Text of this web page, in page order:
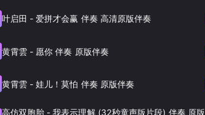
叶启田 -爱拼才会赢 伴奏 高清原版伴奏
黄霄雲- 愿你 伴奏 原版伴奏
黄霄雲-娃儿！莫怕 伴奏 原版伴奏
高仿双胞胎 -我表示理解 (32秒童声版片段) 伴奏 原版